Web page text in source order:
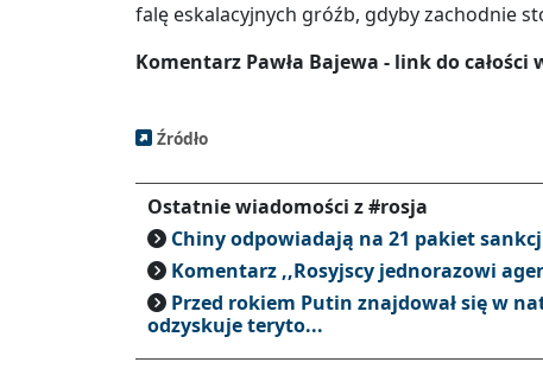
falę eskalacyjnych gróźb, gdyby zachodnie
Komentarz Pawła Bajewa - link do całości
Źródło
Ostatnie wiadomości z #rosja
Chiny odpowiadają na 21 pakiet
Komentarz ,,Rosyjscy jednorazowi
Przed rokiem Putin znajdował się w
odzyskuje teryto...